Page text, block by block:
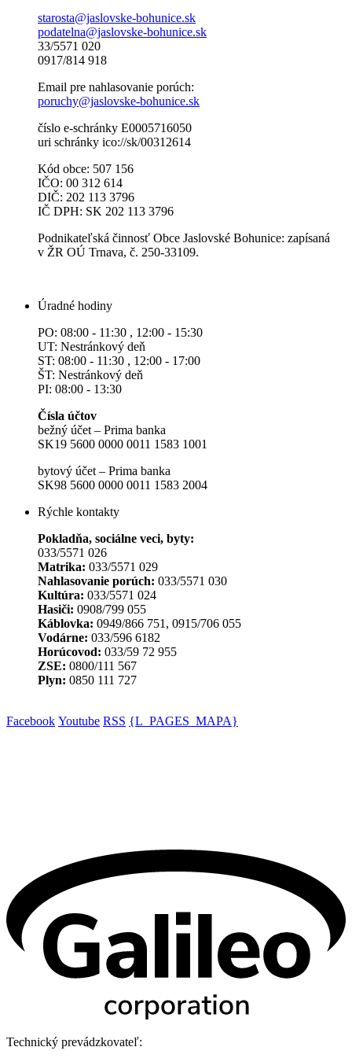
starosta@jaslovske-bohunice.sk
podatelna@jaslovske-bohunice.sk
33/5571 020
0917/814 918
Email pre nahlasovanie porúch:
poruchy@jaslovske-bohunice.sk
číslo e-schránky E0005716050
uri schránky ico://sk/00312614
Kód obce: 507 156
IČO: 00 312 614
DIČ: 202 113 3796
IČ DPH: SK 202 113 3796
Podnikateľská činnosť Obce Jaslovské Bohunice: zapísaná
v ŽR OÚ Trnava, č. 250-33109.
Úradné hodiny
PO: 08:00 - 11:30 , 12:00 - 15:30
UT: Nestránkový deň
ST: 08:00 - 11:30 , 12:00 - 17:00
ŠT: Nestránkový deň
PI: 08:00 - 13:30
Čísla účtov
bežný účet – Prima banka
SK19 5600 0000 0011 1583 1001
bytový účet – Prima banka
SK98 5600 0000 0011 1583 2004
Rýchle kontakty
Pokladňa, sociálne veci, byty:
033/5571 026
Matrika: 033/5571 029
Nahlasovanie porúch: 033/5571 030
Kultúra: 033/5571 024
Hasiči: 0908/799 055
Káblovka: 0949/866 751, 0915/706 055
Vodárne: 033/596 6182
Horúcovod: 033/59 72 955
ZSE: 0800/111 567
Plyn: 0850 111 727
Facebook Youtube RSS {L_PAGES_MAPA}
Technický prevádzkovateľ: